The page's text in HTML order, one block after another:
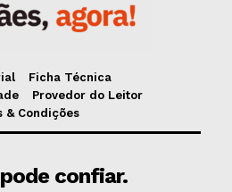
Ficha Técnica
Provedor do Leitor
& Condições
confiar.